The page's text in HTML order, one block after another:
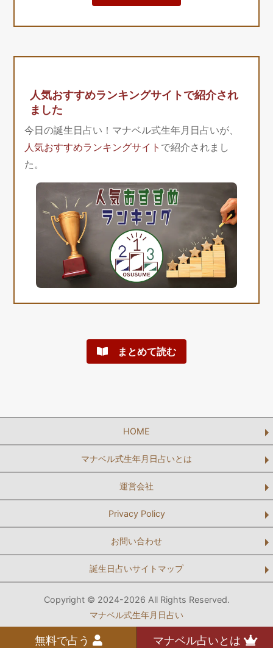
人気おすすめランキングサイトで紹介され
ました
今日の誕生日占い！マナベル式生年月日占いが、
人気おすすめランキングサイト で紹介されまし
た。
まとめて読む
HOME
マナベル式生年月日占いとは
運営会社
Privacy Policy
お問い合わせ
誕生日占いサイトマップ
Copyright © 2024-2026 All Rights Reserved.
マナベル式生年月日占い
無料で占う マナベル占いとは